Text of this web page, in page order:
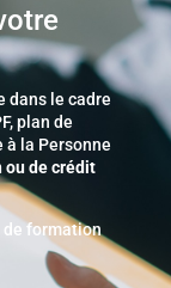
dans le cadre
plan de
à la Personne
ou de crédit
de formation